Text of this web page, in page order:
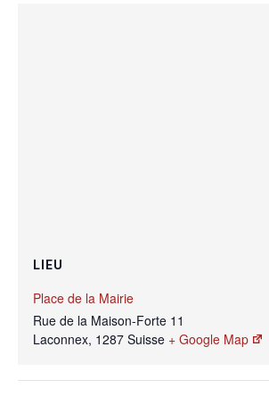
LIEU
Place de la Mairie
Rue de la Maison-Forte 11
Laconnex, 1287 Suisse + Google Map